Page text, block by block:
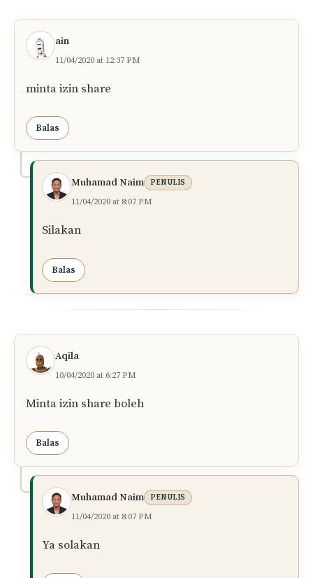
ain
11/04/2020 at 12:37 PM
minta izin share
Balas
Muhamad Naim PENULIS
11/04/2020 at 8:07 PM
Silakan
Balas
Aqila
10/04/2020 at 6:27 PM
Minta izin share boleh
Balas
Muhamad Naim PENULIS
11/04/2020 at 8:07 PM
Ya solakan